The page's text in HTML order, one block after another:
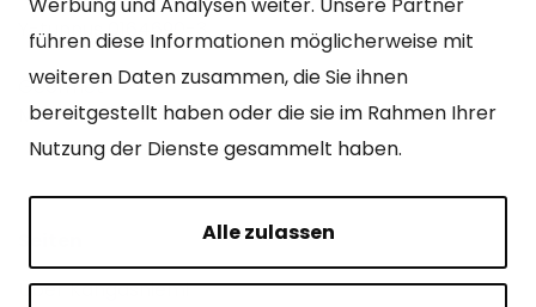
führen diese Informationen möglicherweise mit
weiteren Daten zusammen, die Sie ihnen
bereitgestellt haben oder die sie im Rahmen Ihrer
Nutzung der Dienste gesammelt haben.
Alle zulassen
Y-tunnus 0164690-3
Geöffnet
Mo – Fr 9-15 Uhr.
Über Kangasniemi